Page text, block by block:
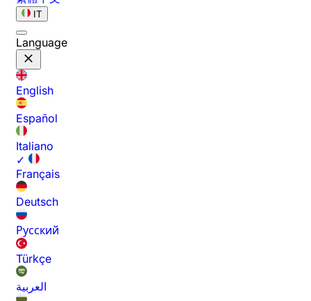
IT
Language
English
Español
Italiano
✓
Français
Deutsch
Русский
Türkçe
العربية